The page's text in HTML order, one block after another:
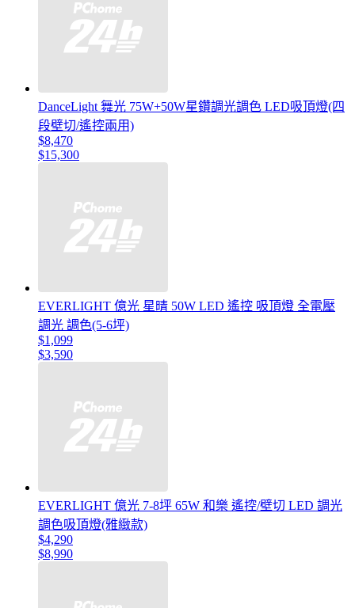
DanceLight 舞光 75W+50W星鑽調光調色 LED吸頂燈(四
段壁切/遙控兩用)
$8,470
$15,300
EVERLIGHT 億光 星晴 50W LED 遙控 吸頂燈 全電壓
調光 調色(5-6坪)
$1,099
$3,590
EVERLIGHT 億光 7-8坪 65W 和樂 遙控/壁切 LED 調光
調色吸頂燈(雅緻款)
$4,290
$8,990